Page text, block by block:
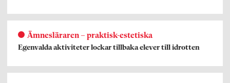
Ämnesläraren – praktisk-estetiska
Egenvalda aktiviteter lockar tillbaka elever till idrotten